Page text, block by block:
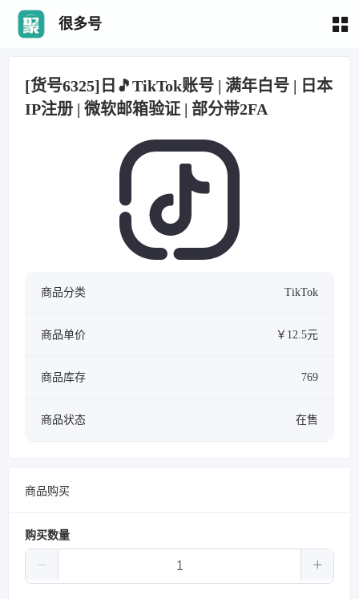
很多号
[货号6325]日🎵TikTok账号 | 满年白号 | 日本
IP注册 | 微软邮箱验证 | 部分带2FA
商品分类 TikTok
商品单价 ￥12.5元
商品库存 769
商品状态 在售
商品购买
购买数量